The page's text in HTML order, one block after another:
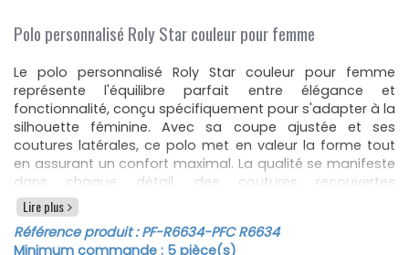
Polo personnalisé Roly Star couleur pour femme
Le polo personnalisé Roly Star couleur pour femme
représente l'équilibre parfait entre élégance et
fonctionnalité, conçu spécifiquement pour s'adapter à la
silhouette féminine. Avec sa coupe ajustée et ses
coutures latérales, ce polo met en valeur la forme tout
en assurant un confort maximal. La qualité se manifeste
dans chaque détail, des coutures recouvertes
renforcées à l'intérieur du col, garantissant durabilité et
confort, jusqu'aux fentes latérales qui offrent une plus
grande liberté de mouvement.
Lire plus
Référence produit :PF-R6634-PFC R6634
Minimum commande : 5 pièce(s)